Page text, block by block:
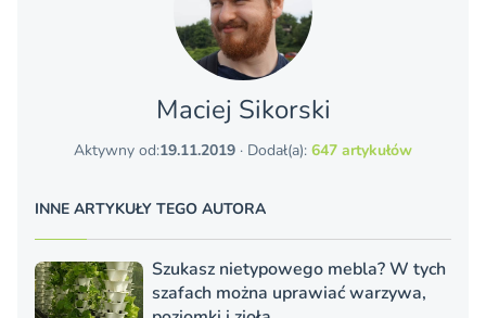
Maciej Sikorski
Aktywny od:19.11.2019 · Dodał(a): 647 artykułów
INNE ARTYKUŁY TEGO AUTORA
Szukasz nietypowego mebla? W tych
szafach można uprawiać warzywa,